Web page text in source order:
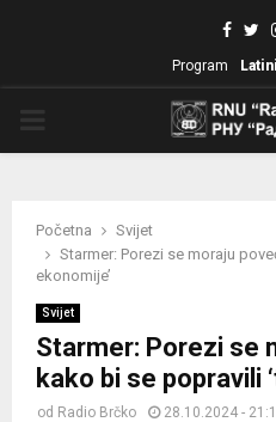
Program
Početna
Svijet
Starmer: Porezi se moraju
ekonomije’
Svijet
Starmer: Porezi se
kako bi se popravili
od Radio Brčko 28.10.2024 -